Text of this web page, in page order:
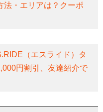
法・エリアは？クーポ
（エスライド）タ
円割引、友達紹介で